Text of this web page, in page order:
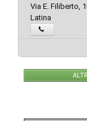
Via E. Filiberto,
Latina